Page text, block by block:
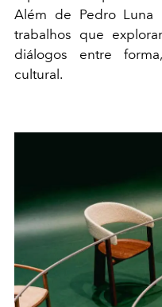
Além de Pedro
trabalhos que
diálogos entre
cultural.